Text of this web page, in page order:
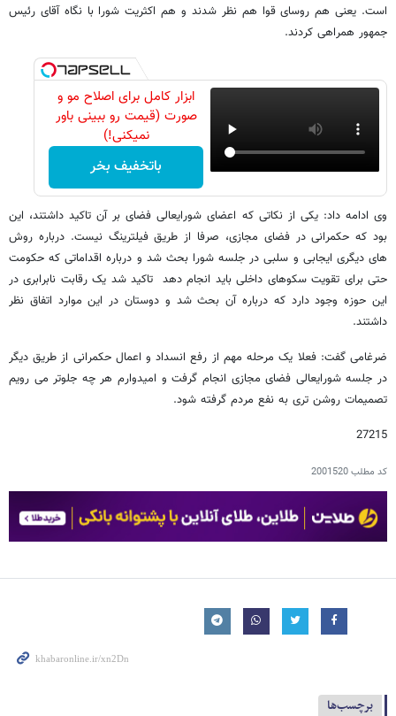
است. یعنی هم روسای قوا هم نظر شدند و هم اکثریت شورا با نگاه آقای رئیس
جمهور همراهی کردند.
ابزار کامل برای اصلاح مو و
صورت (قیمت رو ببینی باور
نمیکنی!)
باتخفیف بخر
وی ادامه داد: یکی از نکاتی که اعضای شورایعالی فضای بر آن تاکید داشتند، این
بود که حکمرانی در فضای مجازی، صرفا از طریق فیلترینگ نیست. درباره روش
های دیگری ایجابی و سلبی در جلسه شورا بحث شد و درباره اقداماتی که حکومت
حتی برای تقویت سکوهای داخلی باید انجام دهد تاکید شد یک رقابت نابرابری در
این حوزه وجود دارد که درباره آن بحث شد و دوستان در این موارد اتفاق نظر
داشتند.
ضرغامی گفت: فعلا یک مرحله مهم از رفع انسداد و اعمال حکمرانی از طریق دیگر
در جلسه شورایعالی فضای مجازی انجام گرفت و امیدوارم هر چه جلوتر می رویم
تصمیمات روشن تری به نفع مردم گرفته شود.
27215
کد مطلب2001520
برچسب‌ها